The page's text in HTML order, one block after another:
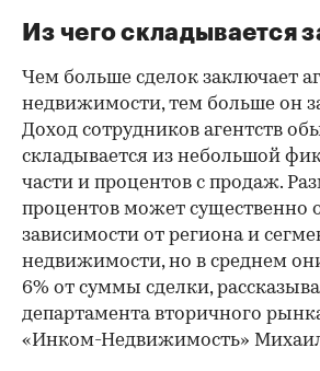
Из чего складывается
Чем больше сделок заключает
недвижимости, тем больше он
Доход сотрудников агентств
складывается из небольшой
части и процентов с продаж.
процентов может существенно
зависимости от региона и
недвижимости, но в среднем
6% от суммы сделки,
департамента вторичного
«Инком-Недвижимость»